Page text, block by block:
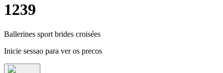
1239
Ballerines sport brides croisées
Inicie sessao para ver os precos